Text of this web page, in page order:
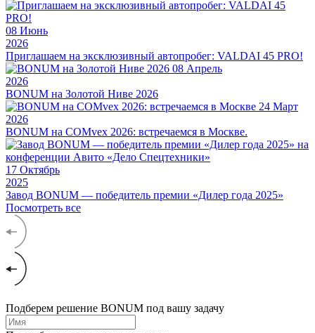
08 Июнь
2026
Приглашаем на эксклюзивный автопробег: VALDAI 45 PRO!
08 Апрель
2026
BONUM на Золотой Ниве 2026
24 Март
2026
BONUM на COMvex 2026: встречаемся в Москве.
17 Октябрь
2025
Завод BONUM — победитель премии «Дилер года 2025»
Посмотреть все
Подберем решение BONUM под вашу задачу